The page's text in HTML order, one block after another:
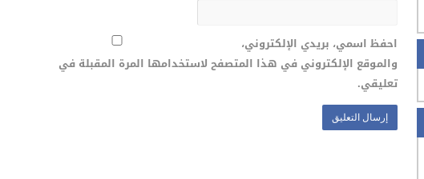
احفظ اسمي، بريدي الإلكتروني،
والموقع الإلكتروني في هذا المتصفح لاستخدامها المرة المقبلة في
تعليقي.